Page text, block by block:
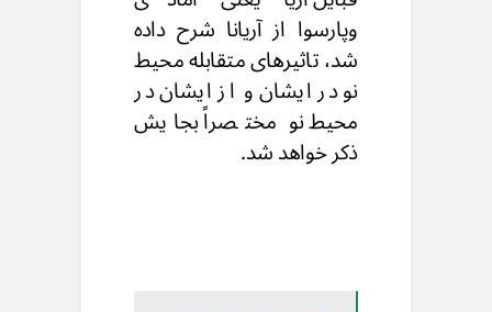
وپارسوا از آریانا شرح داده
شد، تاثیرهای متقابله محیط
نو در ایشان و از ایشان در
محیط نو مختصراً بجایش
ذکر خواهد شد.